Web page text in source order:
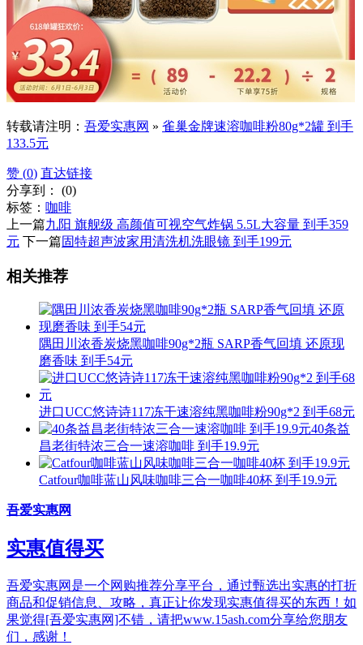
转载请注明： 吾爱实惠网 » 雀巢金牌速溶咖啡粉80g*2罐 到手
133.5元
赞 (0) 直达链接
分享到： (0)
标签： 咖啡
上一篇九阳 旗舰级 高颜值可视空气炸锅 5.5L大容量 到手359
元 下一篇固特超声波家用清洗机洗眼镜 到手199元
相关推荐
隅田川浓香炭烧黑咖啡90g*2瓶 SARP香气回填 还原现
磨香味 到手54元
进口UCC悠诗诗117冻干速溶纯黑咖啡粉90g*2 到手68元
40条益
昌老街特浓三合一速溶咖啡 到手19.9元
Catfour咖啡蓝山风味咖啡三合一咖啡40杯 到手19.9元
吾爱实惠网
实惠值得买
吾爱实惠网是一个网购推荐分享平台，通过甄选出实惠的打折
商品和促销信息、攻略，真正让你发现实惠值得买的东西！如
果觉得[吾爱实惠网]不错，请把www.15ash.com分享给您朋友
们，感谢！